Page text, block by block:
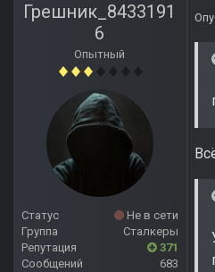
Грешник_8433191
6
Опытный
Статус
Не в сети
Группа
Сталкеры
Репутация
371
Сообщений
683